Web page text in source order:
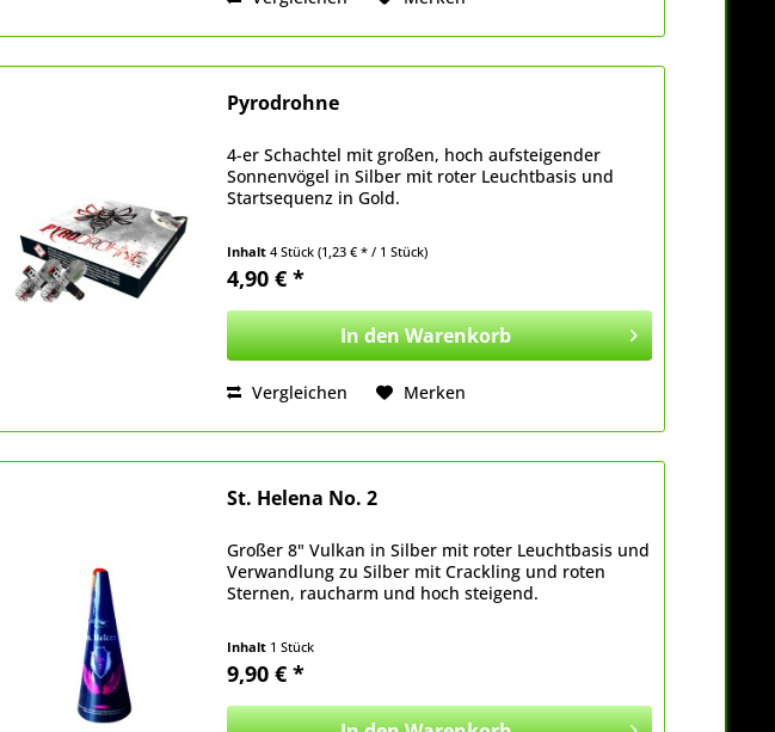
Pyrodrohne
4-er Schachtel mit großen, hoch aufsteigender
Sonnenvögel in Silber mit roter Leuchtbasis und
Startsequenz in Gold.
Inhalt4 Stück(1,23 € * / 1 Stück)
4,90 € *
In denWarenkorb
Vergleichen Merken
St. Helena No. 2
Großer 8" Vulkan in Silber mit roter Leuchtbasis und
Verwandlung zu Silber mit Crackling und roten
Sternen, raucharm und hoch steigend.
Inhalt 1 Stück
9,90 € *